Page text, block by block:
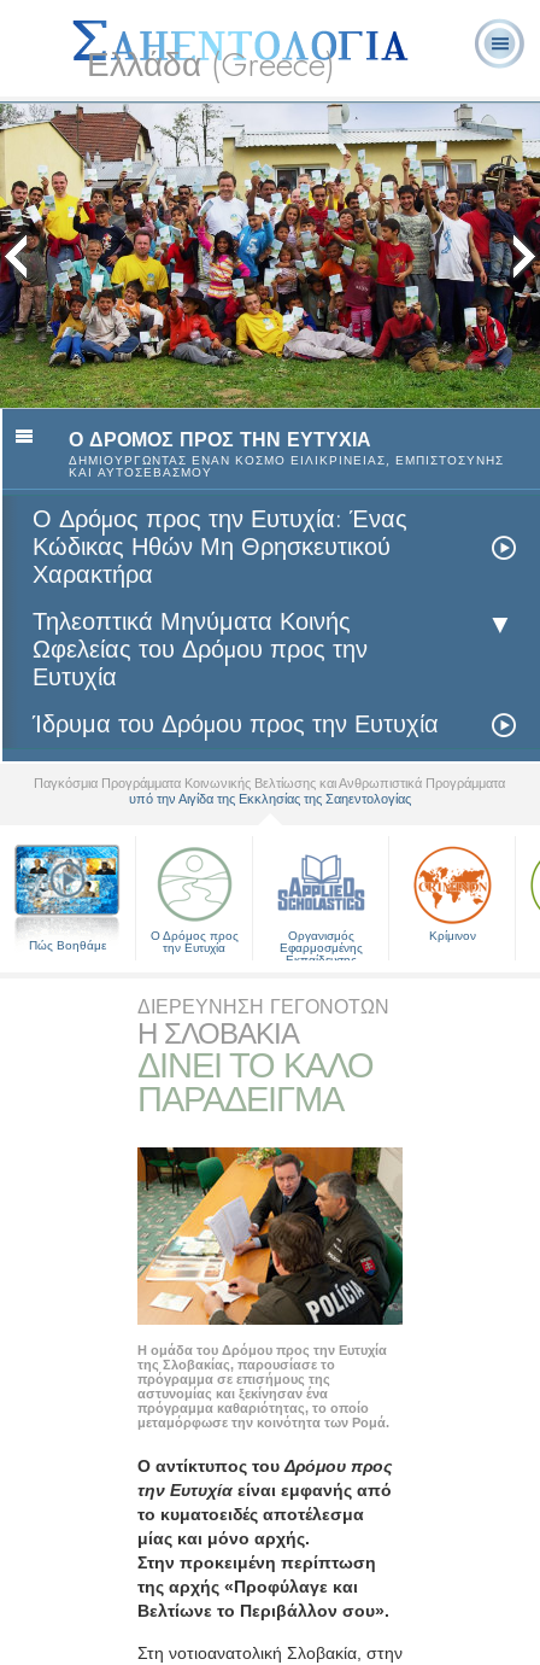
Ελλάδα (Greece)
Λ. Ρον
Χάμπαρντ
Τι είναι η
Σαηεντολογία;
Λειτουργοί
Συχνές Ερωτήσεις
και Απαντήσεις
Βιβλία
Ο Δρόµος προς την
Κώδικας Ηθών μη
Δείτε το
Ο ΔΡΟΜΟΣ ΠΡΟΣ ΤΗΝ ΕΥΤΥΧΙΑ
ΔΗΜΙΟΥΡΓΩΝΤΑΣ ΕΝΑΝ ΚΟΣΜΟ ΕΙΛΙΚΡΙΝΕΙΑΣ, ΕΜΠΙΣΤΟΣΥΝΗΣ
ΚΑΙ ΑΥΤΟΣΕΒΑΣΜΟΥ
Ο Δρόµος προς την Ευτυχία: Ένας
Κώδικας Ηθών Μη Θρησκευτικού
Χαρακτήρα
Τηλεοπτικά Μηνύματα Κοινής
Ωφελείας του Δρόµου προς την
Ευτυχία
Ίδρυμα του Δρόµου προς την Ευτυχία
Παγκόσμια Προγράμματα Κοινωνικής Βελτίωσης και Ανθρωπιστικά Προγράμματα
υπό την Αιγίδα της Εκκλησίας της Σαηεντολογίας
Πώς Βοηθάμε
Ο Δρόμος προς
την Ευτυχία
Οργανισμός
Εφαρμοσμένης
Εκπαίδευσης
Κρίμινον
ΔΙΕΡΕΥΝΗΣΗ ΓΕΓΟΝΟΤΩΝ
Η ΣΛΟΒΑΚΙΑ
ΔΙΝΕΙ ΤΟ ΚΑΛΟ
ΠΑΡΑΔΕΙΓΜΑ
Η ομάδα του Δρόμου προς την Ευτυχία
της Σλοβακίας, παρουσίασε το
πρόγραμμα σε επισήμους της
αστυνομίας και ξεκίνησαν ένα
πρόγραμμα καθαριότητας, το οποίο
μεταμόρφωσε την κοινότητα των Ρομά.
Ο αντίκτυπος του Δρόμου προς
την Ευτυχία είναι εμφανής από
το κυματοειδές αποτέλεσμα
μίας και μόνο αρχής.
Στην προκειμένη περίπτωση
της αρχής «Προφύλαγε και
Βελτίωνε το Περιβάλλον σου».
Στη νοτιοανατολική Σλοβακία, στην